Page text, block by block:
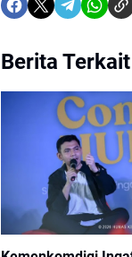
Berita Terkait